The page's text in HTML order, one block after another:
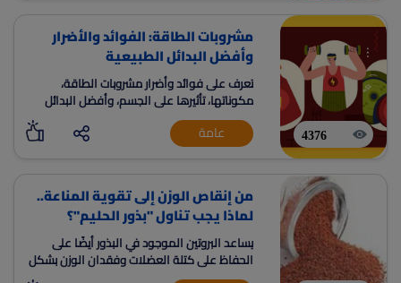
4376
مشروبات الطاقة: الفوائد والأضرار
وأفضل البدائل الطبيعية
تعرف على فوائد وأضرار مشروبات الطاقة،
مكوناتها، تأثيرها على الجسم، وأفضل البدائل
الطبيعية لزيادة النشاط بطريقة صحية وآمنة.
عامة
من إنقاص الوزن إلى تقوية المناعة..
لماذا يجب تناول "بذور الحليم"؟
يساعد البروتين الموجود في البذور أيضًا على
الحفاظ على كتلة العضلات وفقدان الوزن بشكل
صحي